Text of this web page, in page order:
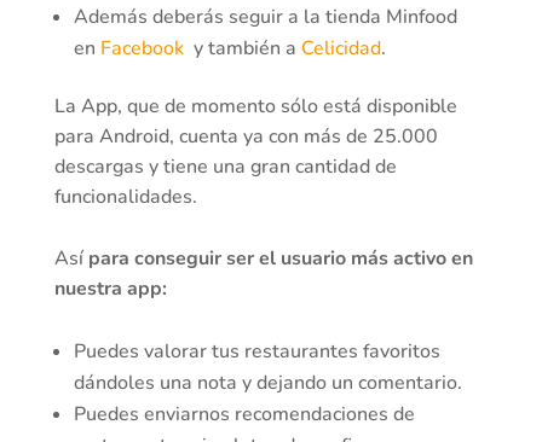
Además deberás seguir a la tienda Minfood
en Facebook y también a Celicidad.
La App, que de momento sólo está disponible
para Android, cuenta ya con más de 25.000
descargas y tiene una gran cantidad de
funcionalidades.
Así para conseguir ser el usuario más activo en
nuestra app:
Puedes valorar tus restaurantes favoritos
dándoles una nota y dejando un comentario.
Puedes enviarnos recomendaciones de